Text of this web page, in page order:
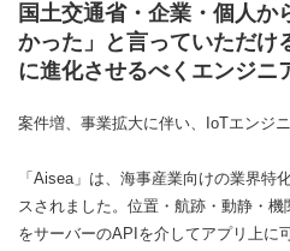
国土交通省・企業・個人か
かった」と言っていただけ
に進化させるべくエンジニ
案件増、事業拡大に伴い、IoTエンジ
「Aisea」は、海事産業向けの業界特
スされました。位置・航跡・動静・
をサーバーのAPIを介してアプリ上に